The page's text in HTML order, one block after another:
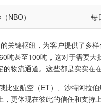
NBO） 每
的关键枢纽，为客户提供了多
吨甚至100吨，这对于需要
物流通道。这些都是实实在
比亚航空（ET）、沙特阿拉
更体现在彼此的信任和支